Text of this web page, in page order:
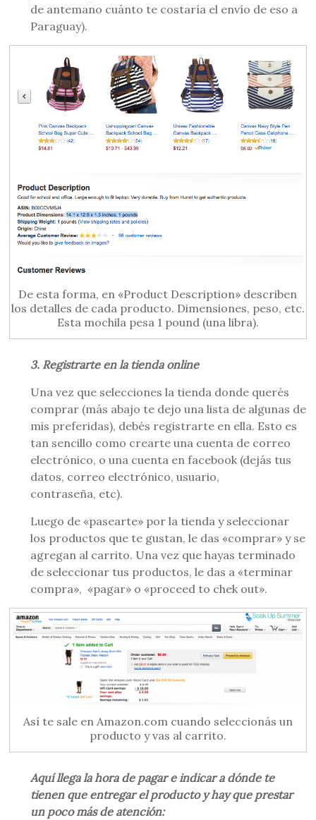
de antemano cuánto te costaría el envío de eso a
Paraguay).
De esta forma, en «Product Description» describen
los detalles de cada producto. Dimensiones, peso, etc.
Esta mochila pesa 1 pound (una libra).
3. Registrarte en la tienda online
Una vez que selecciones la tienda donde querés
comprar (más abajo te dejo una lista de algunas de
mis preferidas), debés registrarte en ella. Esto es
tan sencillo como crearte una cuenta de correo
electrónico, o una cuenta en facebook (dejás tus
datos, correo electrónico, usuario,
contraseña, etc).
Luego de «pasearte» por la tienda y seleccionar
los productos que te gustan, le das «comprar» y se
agregan al carrito. Una vez que hayas terminado
de seleccionar tus productos, le das a «terminar
compra», «pagar» o «proceed to chek out».
Así te sale en Amazon.com cuando seleccionás un
producto y vas al carrito.
Aquí llega la hora de pagar e indicar a dónde te
tienen que entregar el producto y hay que prestar
un poco más de atención: